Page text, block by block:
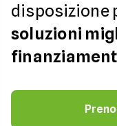
disposizione
soluzioni